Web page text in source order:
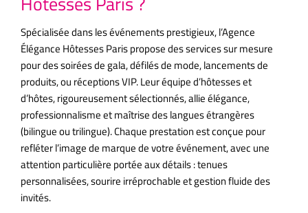
Spécialisée dans les événements prestigieux, l’Agence
Élégance Hôtesses Paris propose des services sur mesure
pour des soirées de gala, défilés de mode, lancements de
produits, ou réceptions VIP. Leur équipe d’hôtesses et
d’hôtes, rigoureusement sélectionnés, allie élégance,
professionnalisme et maîtrise des langues étrangères
(bilingue ou trilingue). Chaque prestation est conçue pour
refléter l’image de marque de votre événement, avec une
attention particulière portée aux détails : tenues
personnalisées, sourire irréprochable et gestion fluide des
invités.